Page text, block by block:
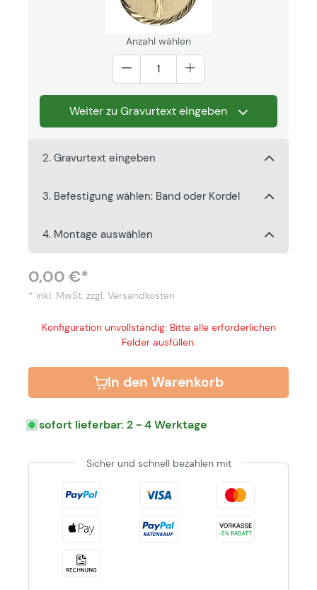
Anzahl wählen
Weiter zu Gravurtext eingeben
2. Gravurtext eingeben
3. Befestigung wählen: Band oder Kordel
4. Montage auswählen
0,00 €*
* inkl. MwSt. zzgl. Versandkosten
Konfiguration unvollständig: Bitte alle erforderlichen
Felder ausfüllen.
In den Warenkorb
sofort lieferbar: 2 - 4 Werktage
Sicher und schnell bezahlen mit